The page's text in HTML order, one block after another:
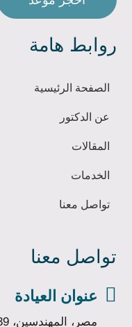
تواصل معنا
 عنوان العيادة
روابط هامة
الصفحة الرئيسية
عن الدكتور
المقالات
الخدمات
تواصل معنا